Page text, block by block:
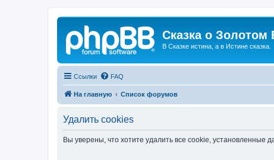
Сказка о Золотом
В Сказке истина, а в Истине сказка.
Ссылки FAQ
На главную Список форумов
Удалить cookies
Вы уверены, что хотите удалить все cookie, установленные